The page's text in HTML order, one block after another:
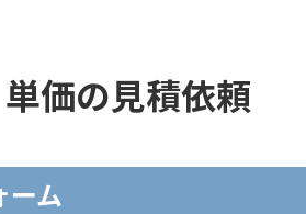
価の見積依頼
ーム